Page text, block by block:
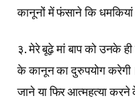
कानूनों में फंसाने कि धमकियां
३. मेरे बूढ़े मां बाप को उनके
के कानून का दुरुपयोग करेगी।
जाने या फिर आत्महत्या